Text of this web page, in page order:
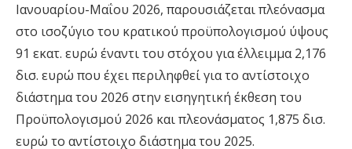
Ιανουαρίου-Μαΐου 2026, παρουσιάζεται πλεόνασμα
στο ισοζύγιο του κρατικού προϋπολογισμού ύψους
91 εκατ. ευρώ έναντι του στόχου για έλλειμμα 2,176
δισ. ευρώ που έχει περιληφθεί για το αντίστοιχο
διάστημα του 2026 στην εισηγητική έκθεση του
Προϋπολογισμού 2026 και πλεονάσματος 1,875 δισ.
ευρώ το αντίστοιχο διάστημα του 2025.